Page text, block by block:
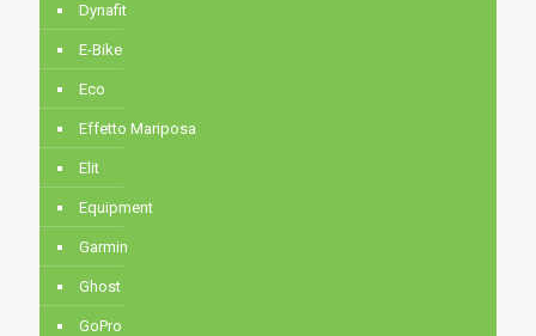
Dynafit
E-Bike
Eco
Effetto Mariposa
Elit
Equipment
Garmin
Ghost
GoPro